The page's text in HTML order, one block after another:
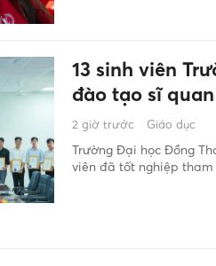
13 sinh viên
đào tạo sĩ
2 giờ trước Giáo dục
Trường Đại học Đồng
viên đã tốt nghiệp